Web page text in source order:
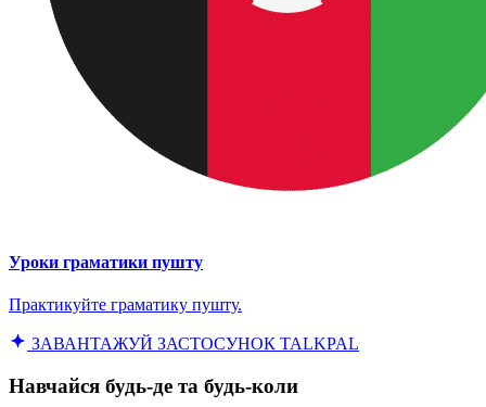
Уроки граматики пушту
Практикуйте граматику пушту.
ЗАВАНТАЖУЙ ЗАСТОСУНОК TALKPAL
Навчайся будь-де та будь-коли